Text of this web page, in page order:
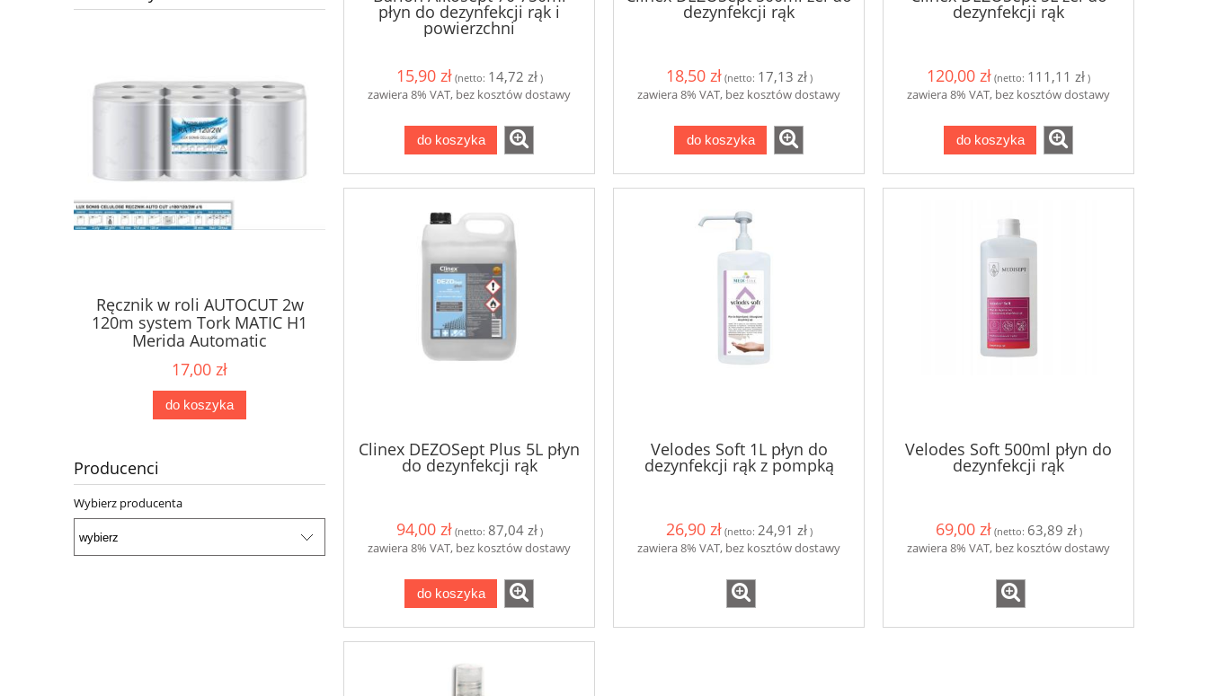
Ręcznik w roli AUTOCUT 2w
120m system Tork MATIC H1
Merida Automatic
17,00 zł
do koszyka
Papier toaletowy centralnego
dozowania 180m do Tork
SmartOne T8
Magiczna gąbka z melaminy
3,39 zł
Clinex Grill 1L do mycia grilli i
piekarników
Producenci
Wybierz producenta
płyn do dezynfekcji rąk i
powierzchni
15,90 zł (netto: 14,72 zł)
zawiera 8% VAT, bez kosztów dostawy
do koszyka
dezynfekcji rąk
18,50 zł (netto: 17,13 zł)
zawiera 8% VAT, bez kosztów dostawy
do koszyka
dezynfekcji rąk
120,00 zł (netto: 111,11 zł )
zawiera 8% VAT, bez kosztów dostawy
do koszyka
Clinex DEZOSept Plus 5L płyn
do dezynfekcji rąk
94,00 zł (netto: 87,04 zł)
zawiera 8% VAT, bez kosztów dostawy
do koszyka
Velodes Soft 1L płyn do
dezynfekcji rąk z pompką
26,90 zł (netto: 24,91 zł)
zawiera 8% VAT, bez kosztów dostawy
Velodes Soft 500ml płyn do
dezynfekcji rąk
69,00 zł (netto: 63,89 zł)
zawiera 8% VAT, bez kosztów dostawy